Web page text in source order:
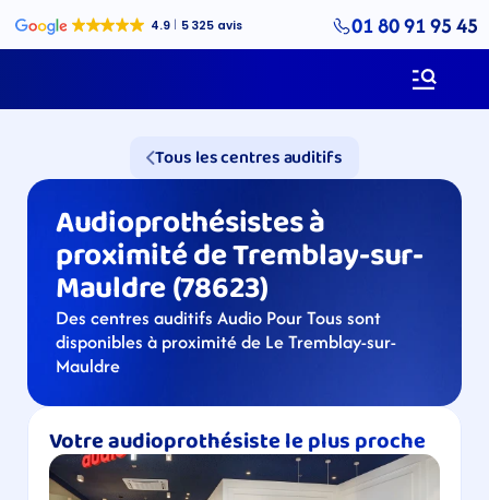
01 80 91 95 45
Tous les centres auditifs
Audioprothésistes à
proximité de Tremblay-sur-
Mauldre (78623)
Des centres auditifs Audio Pour Tous sont
disponibles à proximité de Le Tremblay-sur-
Mauldre
Votre audioprothésiste le plus proche